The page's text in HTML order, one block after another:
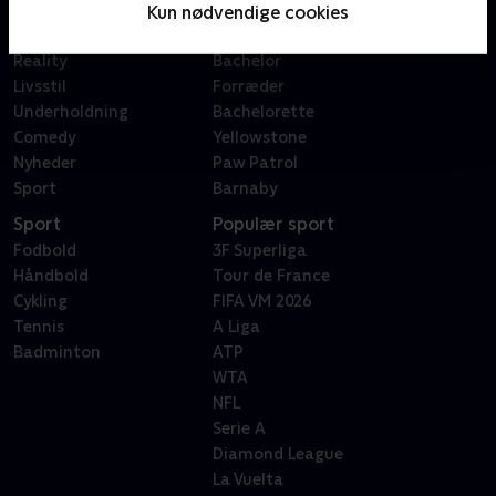
Kun nødvendige cookies
Reality
Livsstil
Underholdning
Comedy
Nyheder
Sport
Sygeplejeskolen
Bachelor
Forræder
Bachelorette
Yellowstone
Paw Patrol
Barnaby
Sport
Fodbold
Håndbold
Cykling
Tennis
Badminton
Populær sport
3F Superliga
Tour de France
FIFA VM 2026
A Liga
ATP
WTA
NFL
Serie A
Diamond League
La Vuelta